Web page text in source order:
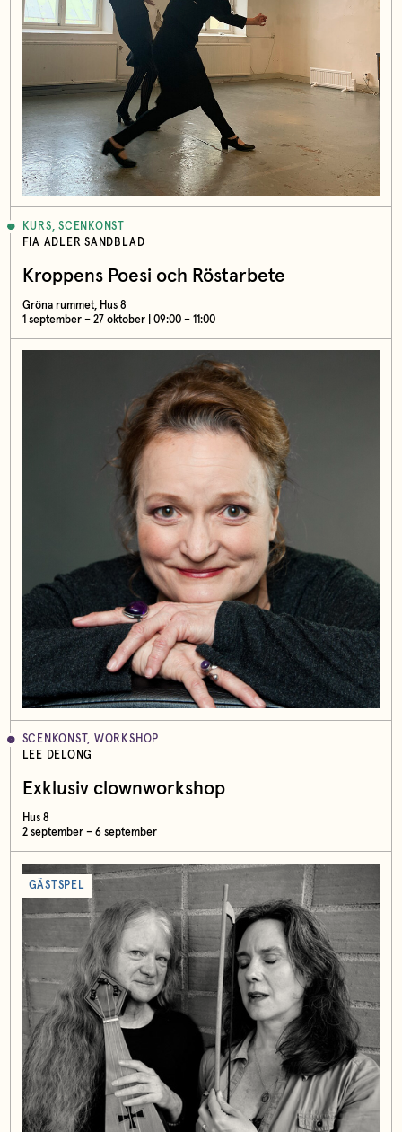
KURS, SCENKONST
FIA ADLER SANDBLAD
Kroppens Poesi och Röstarbete
Gröna rummet, Hus 8
1 september – 27 oktober | 09:00 – 11:00
SCENKONST, WORKSHOP
LEE DELONG
Exklusiv clownworkshop
Hus 8
2 september – 6 september
GÄSTSPEL